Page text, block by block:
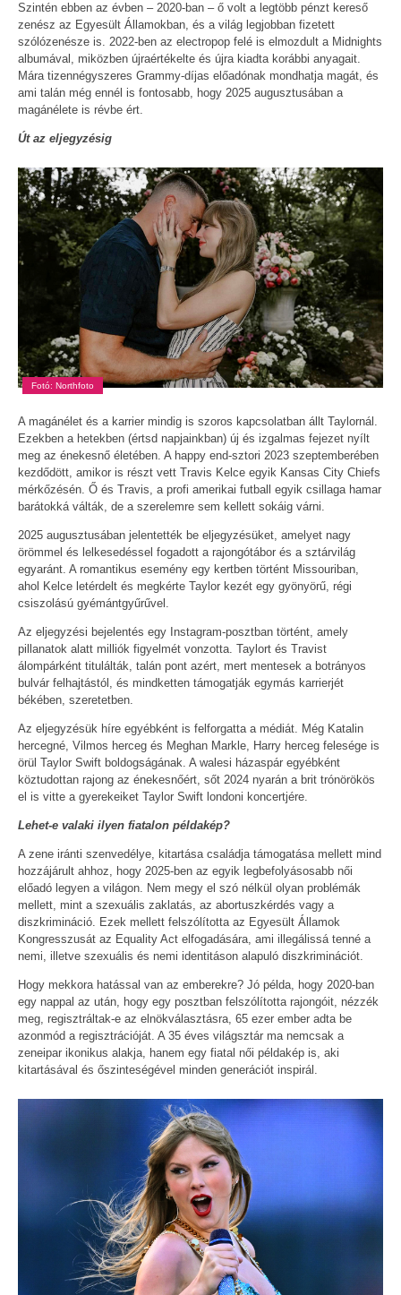
Szintén ebben az évben – 2020-ban – ő volt a legtöbb pénzt kereső
zenész az Egyesült Államokban, és a világ legjobban fizetett
szólózenésze is. 2022-ben az electropop felé is elmozdult a Midnights
albumával, miközben újraértékelte és újra kiadta korábbi anyagait.
Mára tizennégyszeres Grammy-díjas előadónak mondhatja magát, és
ami talán még ennél is fontosabb, hogy 2025 augusztusában a
magánélete is révbe ért.
Út az eljegyzésig
Fotó: Northfoto
A magánélet és a karrier mindig is szoros kapcsolatban állt Taylornál.
Ezekben a hetekben (értsd napjainkban) új és izgalmas fejezet nyílt
meg az énekesnő életében. A happy end-sztori 2023 szeptemberében
kezdődött, amikor is részt vett Travis Kelce egyik Kansas City Chiefs
mérkőzésén. Ő és Travis, a profi amerikai futball egyik csillaga hamar
barátokká válták, de a szerelemre sem kellett sokáig várni.
2025 augusztusában jelentették be eljegyzésüket, amelyet nagy
örömmel és lelkesedéssel fogadott a rajongótábor és a sztárvilág
egyaránt. A romantikus esemény egy kertben történt Missouriban,
ahol Kelce letérdelt és megkérte Taylor kezét egy gyönyörű, régi
csiszolású gyémántgyűrűvel.
Az eljegyzési bejelentés egy Instagram-posztban történt, amely
pillanatok alatt milliók figyelmét vonzotta. Taylort és Travist
álompárként titulálták, talán pont azért, mert mentesek a botrányos
bulvár felhajtástól, és mindketten támogatják egymás karrierjét
békében, szeretetben.
Az eljegyzésük híre egyébként is felforgatta a médiát. Még Katalin
hercegné, Vilmos herceg és Meghan Markle, Harry herceg felesége is
örül Taylor Swift boldogságának. A walesi házaspár egyébként
köztudottan rajong az énekesnőért, sőt 2024 nyarán a brit trónörökös
el is vitte a gyerekeiket Taylor Swift londoni koncertjére.
Lehet-e valaki ilyen fiatalon példakép?
A zene iránti szenvedélye, kitartása családja támogatása mellett mind
hozzájárult ahhoz, hogy 2025-ben az egyik legbefolyásosabb női
előadó legyen a világon. Nem megy el szó nélkül olyan problémák
mellett, mint a szexuális zaklatás, az abortuszkérdés vagy a
diszkrimináció. Ezek mellett felszólította az Egyesült Államok
Kongresszusát az Equality Act elfogadására, ami illegálissá tenné a
nemi, illetve szexuális és nemi identitáson alapuló diszkriminációt.
Hogy mekkora hatással van az emberekre? Jó példa, hogy 2020-ban
egy nappal az után, hogy egy posztban felszólította rajongóit, nézzék
meg, regisztráltak-e az elnökválasztásra, 65 ezer ember adta be
azonmód a regisztrációját. A 35 éves világsztár ma nemcsak a
zeneipar ikonikus alakja, hanem egy fiatal női példakép is, aki
kitartásával és őszinteségével minden generációt inspirál.